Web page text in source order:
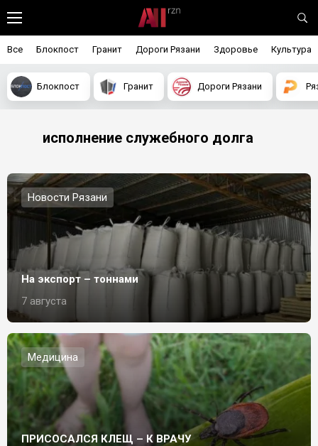
Все Блокпост Гранит Дороги Рязани Здоровье Культура
Блокпост Гранит Дороги Рязани
исполнение служебного долга
Новости Рязани
На экспорт – тоннами
7 августа
Медицина
ПРИСОСАЛСЯ КЛЕЩ – К ВРАЧУ